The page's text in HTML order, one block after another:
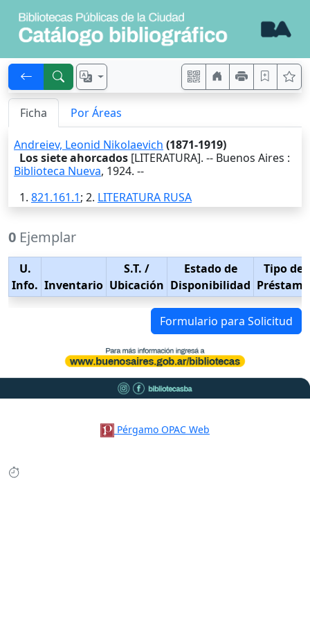
Ficha Por Áreas
Andreiev, Leonid Nikolaevich (1871-1919)
Los siete ahorcados [LITERATURA]. -- Buenos Aires :
Biblioteca Nueva, 1924. --
1. 821.161.1; 2. LITERATURA RUSA
0 Ejemplar
U.
Info. Inventario
S.T. /
Ubicación
Estado de
Disponibilidad
Tipo de
Préstamo
Formulario para Solicitud
Pérgamo OPAC Web